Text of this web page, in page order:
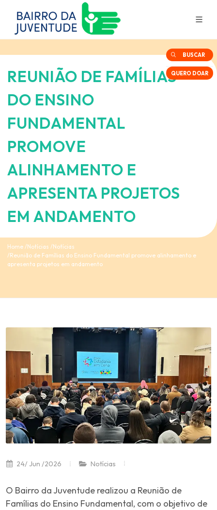
BUSCAR
QUERO DOAR
REUNIÃO DE FAMÍLIAS
DO ENSINO
FUNDAMENTAL
PROMOVE
ALINHAMENTO E
APRESENTA PROJETOS
EM ANDAMENTO
Home Notícias
Notícias
Reunião de Famílias do Ensino Fundamental promove alinhamento e
apresenta projetos em andamento
24/ Jun /2026 Notícias
O Bairro da Juventude realizou a Reunião de
Famílias do Ensino Fundamental, com o objetivo de